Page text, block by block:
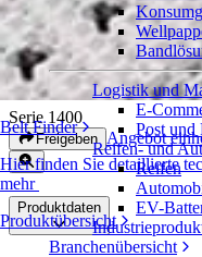
Belt Finder
Hier finden Sie detaillierte
mehr
Produktübersicht
Logistik und
E-
Post und
Reifen- und
Reifen
EV-
Branchenübersicht
Geteiltes
Polypropylen-
Serie 1400
Freigeben Angebot
Produktdaten